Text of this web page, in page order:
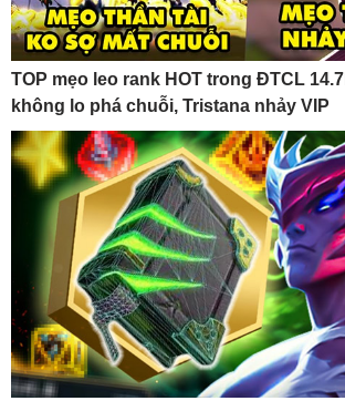
TOP mẹo leo rank HOT trong ĐTCL
không lo phá chuỗi, Tristana nhảy VIP